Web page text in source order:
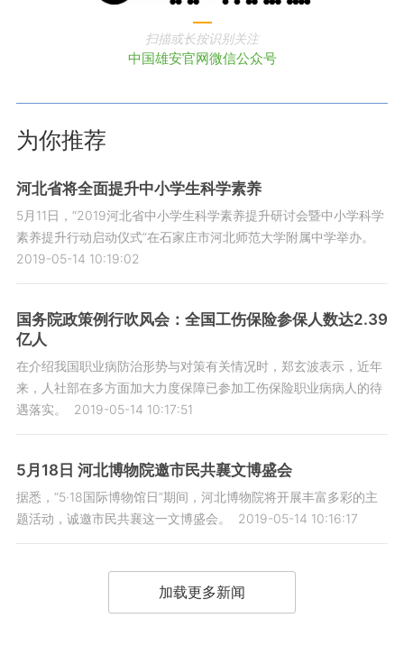
扫描或长按识别关注
中国雄安官网微信公众号
为你推荐
河北省将全面提升中小学生科学素养
5月11日，“2019河北省中小学生科学素养提升研讨会暨中小学科学
素养提升行动启动仪式”在石家庄市河北师范大学附属中学举办。
2019-05-14 10:19:02
国务院政策例行吹风会：全国工伤保险参保人数达2.39
亿人
在介绍我国职业病防治形势与对策有关情况时，郑玄波表示，近年
来，人社部在多方面加大力度保障已参加工伤保险职业病病人的待
遇落实。
2019-05-14 10:17:51
5月18日 河北博物院邀市民共襄文博盛会
据悉，“5·18国际博物馆日”期间，河北博物院将开展丰富多彩的主
题活动，诚邀市民共襄这一文博盛会。
2019-05-14 10:16:17
加载更多新闻